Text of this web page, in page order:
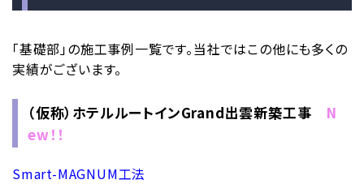
「基礎部」の施工事例一覧です。当社ではこの他にも多くの
実績がございます。
（仮称）ホテルルートインGrand出雲新築工事 N
ew！！
Smart-MAGNUM工法